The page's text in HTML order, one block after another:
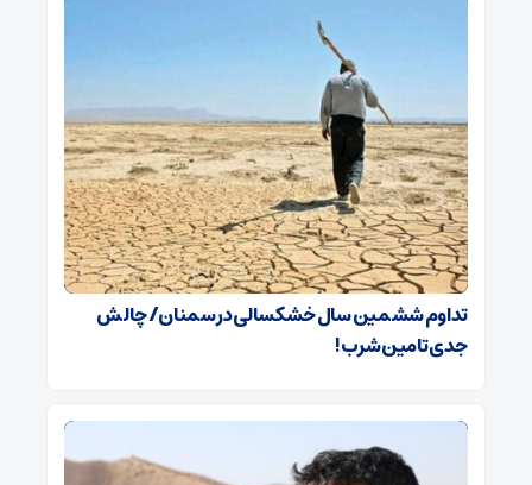
تداوم ششمین سال خشکسالی در سمنان/ چالش‌
جدی‌ تامین شرب!